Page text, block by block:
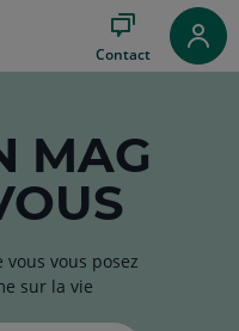
Contact
MAG
vous posez
sur la vie